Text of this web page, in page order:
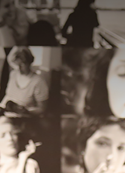
工艺
木梳
镜子
护发梳
角梳
镜梳套装
手珠
手镯
往期精彩
『栉佩之美』2023第七届谭木
设计大赛
坚持梳头21天，会带来什么变
化？
全部 >
品牌历程
开始
第一阶段：起步
第二阶段：探索
第三阶段：成长
第四阶段：突破
探索
匠人故
感动顾客
申请加盟子公司介绍
重庆谭木匠工艺品有限公
江苏谭木匠旅游发展有